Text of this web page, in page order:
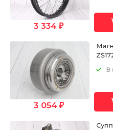
3 334 ₽
3 054 ₽
В